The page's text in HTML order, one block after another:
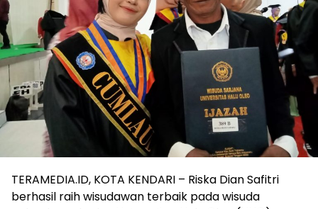
TERAMEDIA.ID, KOTA KENDARI – Riska Dian Safitri
berhasil raih wisudawan terbaik pada wisuda